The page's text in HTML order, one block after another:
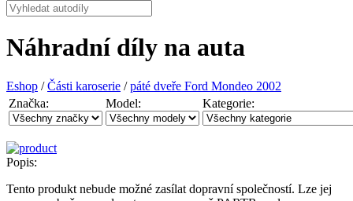
Náhradní díly na auta
Eshop /Části karoserie /páté dveře Ford Mondeo 2002
Značka:
Model: Kategorie:
Popis:
Tento produkt nebude možné zasílat dopravní společností. Lze jej